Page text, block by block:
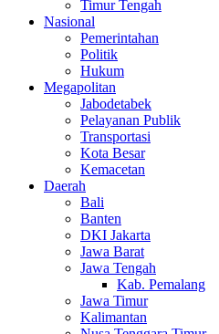
Timur Tengah
Nasional
Pemerintahan
Politik
Hukum
Megapolitan
Jabodetabek
Pelayanan Publik
Transportasi
Kota Besar
Kemacetan
Daerah
Bali
Banten
DKI Jakarta
Jawa Barat
Jawa Tengah
Kab. Pemalang
Jawa Timur
Kalimantan